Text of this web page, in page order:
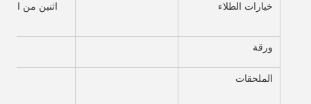
خيارات الطلاء اثنين من
ورقة
الملحقات